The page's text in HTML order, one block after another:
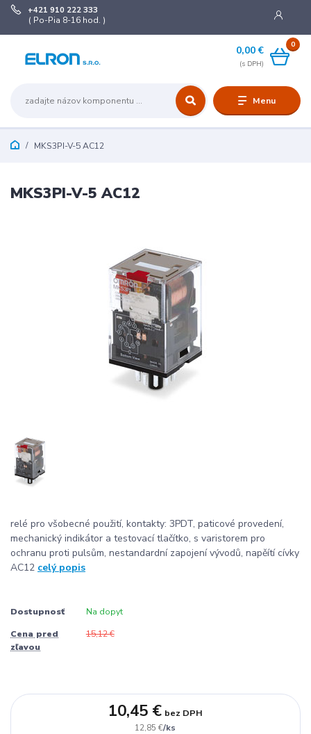
Menu
+421 910 222 333
( Po-Pia 8-16 hod. )
0
0,00 €
MKS3PI-V-5 AC12
MKS3PI-V-5 AC12
relé pro všobecné použití, kontakty: 3PDT, paticové provedení,
mechanický indikátor a testovací tlačítko, s varistorem pro
ochranu proti pulsům, nestandardní zapojení vývodů, napěítí cívky
AC12 celý popis
Dostupnosť Na dopyt
Cena pred
zľavou
15,12 €
12,85 €/ks
10,45 € bez DPH